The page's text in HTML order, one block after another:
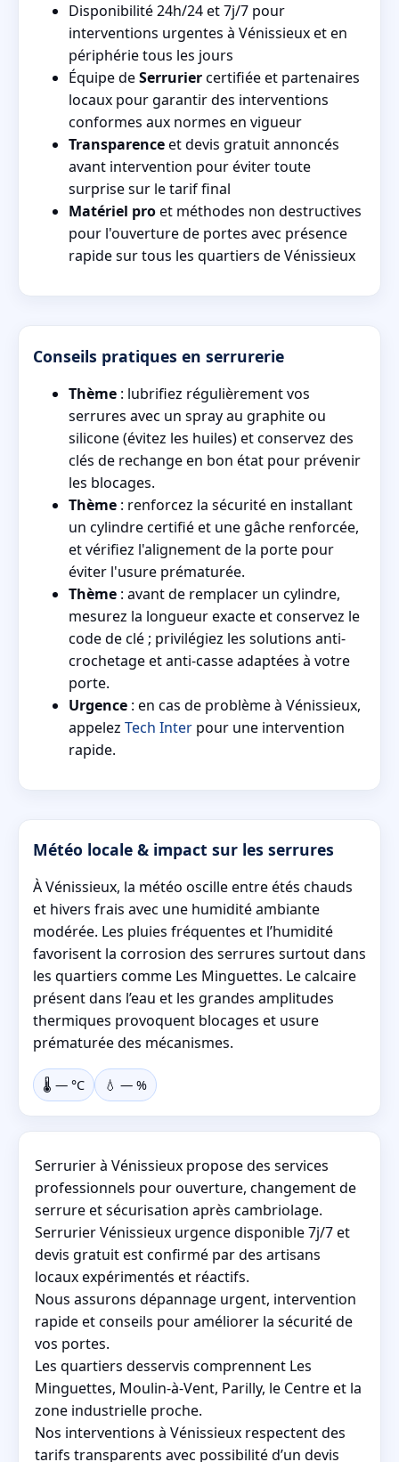
Disponibilité 24h/24 et 7j/7 pour
interventions urgentes à Vénissieux et en
périphérie tous les jours
Équipe deSerruriercertifiée et partenaires
locaux pour garantir des interventions
conformes aux normes en vigueur
Transparenceet devis gratuit annoncés
avant intervention pour éviter toute
surprise sur le tarif final
Matériel proet méthodes non destructives
pour l'ouverture de portes avec présence
rapide sur tous les quartiers de Vénissieux
Conseils pratiques en serrurerie
Thème : lubrifiez régulièrement vos
serrures avec un spray au graphite ou
silicone (évitez les huiles) et conservez des
clés de rechange en bon état pour prévenir
les blocages.
Thème : renforcez la sécurité en installant
un cylindre certifié et une gâche renforcée,
et vérifiez l'alignement de la porte pour
éviter l'usure prématurée.
Thème : avant de remplacer un cylindre,
mesurez la longueur exacte et conservez le
code de clé ; privilégiez les solutions anti-
crochetage et anti-casse adaptées à votre
porte.
Urgence : en cas de problème à Vénissieux,
appelez Tech Inter pour une intervention
rapide.
Météo locale & impact sur les serrures
À Vénissieux, la météo oscille entre étés chauds
et hivers frais avec une humidité ambiante
modérée. Les pluies fréquentes et l’humidité
favorisent la corrosion des serrures surtout dans
les quartiers comme Les Minguettes. Le calcaire
présent dans l’eau et les grandes amplitudes
thermiques provoquent blocages et usure
prématurée des mécanismes.
🌡️ — °C 💧 — %
Serrurier à Vénissieux propose des services
professionnels pour ouverture, changement de
serrure et sécurisation après cambriolage.
Serrurier Vénissieux urgence disponible 7j/7 et
devis gratuit est confirmé par des artisans
locaux expérimentés et réactifs.
Nous assurons dépannage urgent, intervention
rapide et conseils pour améliorer la sécurité de
vos portes.
Les quartiers desservis comprennent Les
Minguettes, Moulin-à-Vent, Parilly, le Centre et la
zone industrielle proche.
Nos interventions à Vénissieux respectent des
tarifs transparents avec possibilité d’un devis